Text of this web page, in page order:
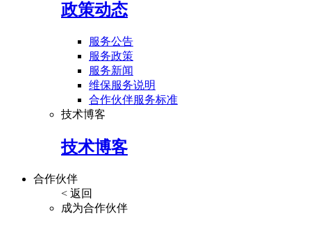
政策动态
服务公告
服务政策
服务新闻
维保服务说明
合作伙伴服务标准
技术博客
技术博客
合作伙伴
< 返回
成为合作伙伴